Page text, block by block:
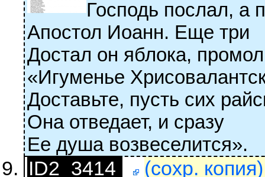
Господь послал, а
Апостол Иоанн. Еще три
Достал он яблока,
«Игуменье
Доставьте, пусть сих
Она отведает, и сразу
Ее душа возвеселится».
ID2_3414
(сохр.